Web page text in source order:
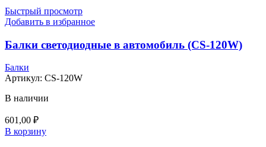
Быстрый просмотр
Добавить в избранное
Балки светодиодные в автомобиль (CS-120W)
Балки
Артикул: CS-120W
В наличии
601,00 ₽
В корзину